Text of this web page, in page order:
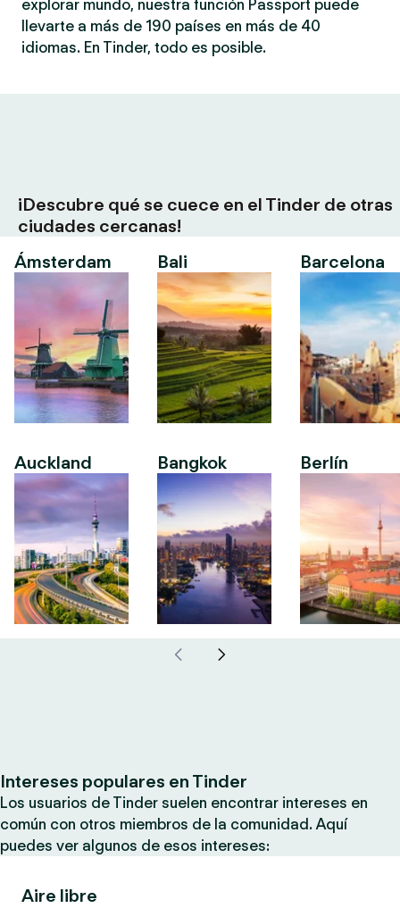
explorar mundo, nuestra función Passport puede
llevarte a más de 190 países en más de 40
idiomas. En Tinder, todo es posible.
¡Descubre qué se cuece en el Tinder de otras
ciudades cercanas!
Ámsterdam
Auckland
Bali
Bangkok
Barcelona
Berlín
Intereses populares en Tinder
Los usuarios de Tinder suelen encontrar intereses en
común con otros miembros de la comunidad. Aquí
puedes ver algunos de esos intereses:
Aire libre